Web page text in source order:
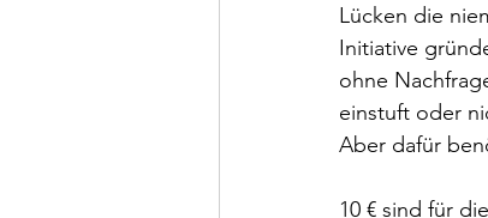
Lücken die
Initiative
ohne
einstuft oder
Aber dafür
10 € sind für